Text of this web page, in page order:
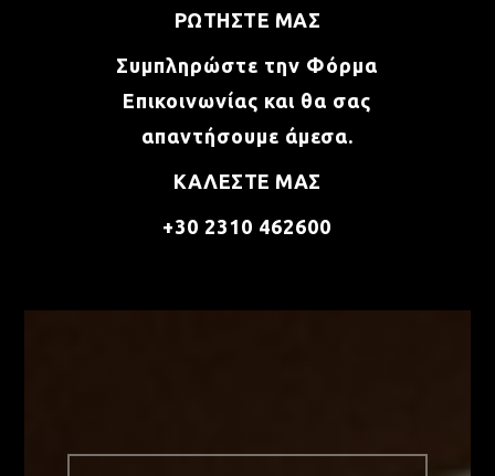
ΡΩΤΗΣΤΕ ΜΑΣ
Συμπληρώστε την Φόρμα
Επικοινωνίας και θα σας
απαντήσουμε άμεσα.
ΚΑΛΕΣΤΕ ΜΑΣ
+30 2310 462600